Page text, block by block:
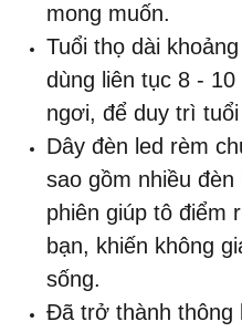
mong muốn.
Tuổi thọ dài
dùng liên tục 8 -
ngơi, để duy trì
Dây đèn led rèm
sao gồm nhiều
phiên giúp tô điểm
bạn, khiến không
sống.
Đã trở thành thông